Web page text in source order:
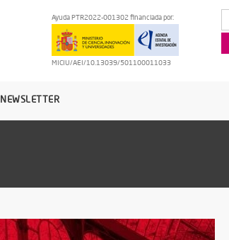
Ayuda PTR2022-001302 financiada por:
MICIU/AEI/10.13039/501100011033
NEWSLETTER